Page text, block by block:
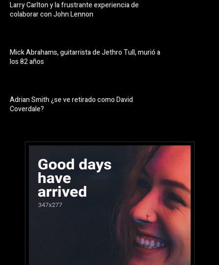
Larry Carlton y la frustrante experiencia de
colaborar con John Lennon
Mick Abrahams, guitarrista de Jethro Tull, murió a
los 82 años
Adrian Smith ¿se ve retirado como David
Coverdale?